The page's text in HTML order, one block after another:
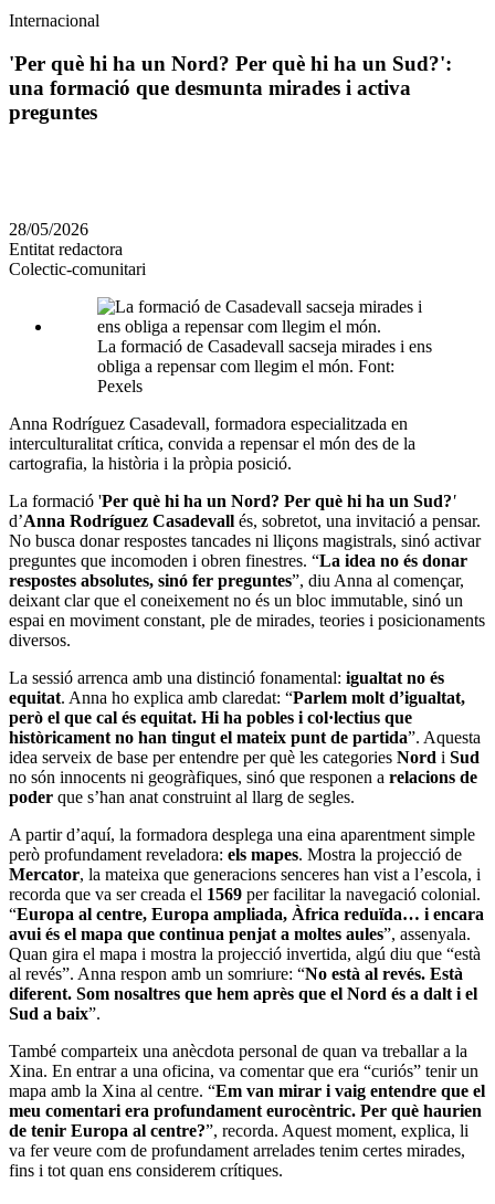
Àmbit
la
notícia
Internacional
'Per què hi ha un Nord? Per què hi ha un Sud?':
una formació que desmunta mirades i activa
preguntes
en
altres
xarxes
socials
28/05/2026
Entitat redactora
Colectic-comunitari
La formació de Casadevall sacseja mirades i ens
obliga a repensar com llegim el món. Font:
Pexels
Anna Rodríguez Casadevall, formadora especialitzada en
interculturalitat crítica, convida a repensar el món des de la
cartografia, la història i la pròpia posició.
La formació 'Per què hi ha un Nord? Per què hi ha un Sud?'
d’Anna Rodríguez Casadevall és, sobretot, una invitació a pensar.
No busca donar respostes tancades ni lliçons magistrals, sinó activar
preguntes que incomoden i obren finestres. “La idea no és donar
respostes absolutes, sinó fer preguntes”, diu Anna al començar,
deixant clar que el coneixement no és un bloc immutable, sinó un
espai en moviment constant, ple de mirades, teories i posicionaments
diversos.
La sessió arrenca amb una distinció fonamental: igualtat no és
equitat. Anna ho explica amb claredat: “Parlem molt d’igualtat,
però el que cal és equitat. Hi ha pobles i col·lectius que
històricament no han tingut el mateix punt de partida”. Aquesta
idea serveix de base per entendre per què les categories Nord i Sud
no són innocents ni geogràfiques, sinó que responen a relacions de
poder que s’han anat construint al llarg de segles.
A partir d’aquí, la formadora desplega una eina aparentment simple
però profundament reveladora: els mapes. Mostra la projecció de
Mercator, la mateixa que generacions senceres han vist a l’escola, i
recorda que va ser creada el 1569 per facilitar la navegació colonial.
“Europa al centre, Europa ampliada, Àfrica reduïda… i encara
avui és el mapa que continua penjat a moltes aules”, assenyala.
Quan gira el mapa i mostra la projecció invertida, algú diu que “està
al revés”. Anna respon amb un somriure: “No està al revés. Està
diferent. Som nosaltres que hem après que el Nord és a dalt i el
Sud a baix”.
També comparteix una anècdota personal de quan va treballar a la
Xina. En entrar a una oficina, va comentar que era “curiós” tenir un
mapa amb la Xina al centre. “Em van mirar i vaig entendre que el
meu comentari era profundament eurocèntric. Per què haurien
de tenir Europa al centre?”, recorda. Aquest moment, explica, li
va fer veure com de profundament arrelades tenim certes mirades,
fins i tot quan ens considerem crítiques.